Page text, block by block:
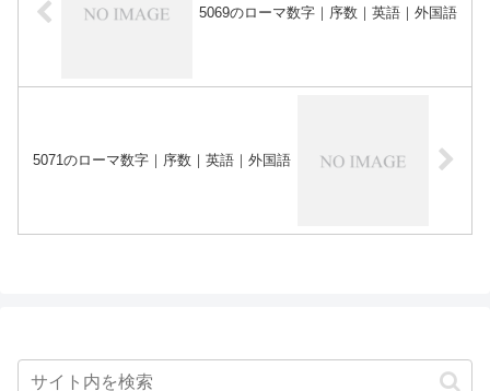
5069のローマ数字｜序数｜英語｜外国語
5071のローマ数字｜序数｜英語｜外国語